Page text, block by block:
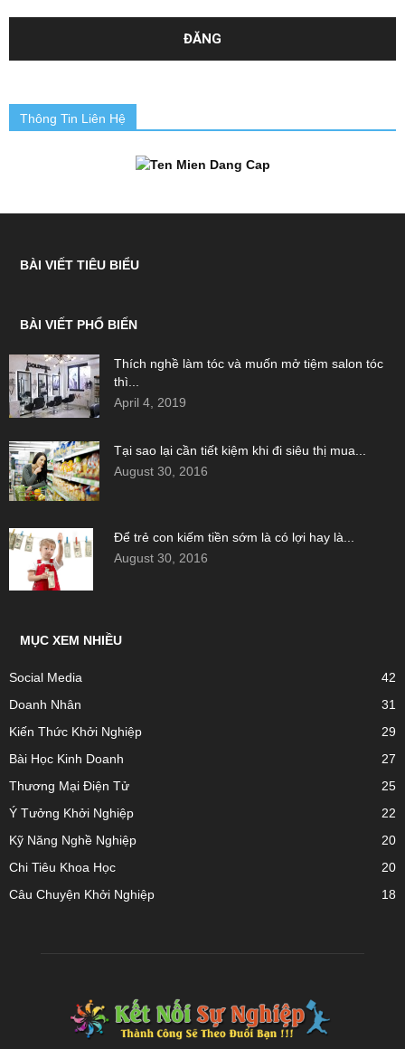
Thông Tin Liên Hệ
BÀI VIẾT TIÊU BIỂU
BÀI VIẾT PHỔ BIẾN
Thích nghề làm tóc và muốn mở tiệm salon tóc
thì...
April 4, 2019
Tại sao lại cần tiết kiệm khi đi siêu thị mua...
August 30, 2016
Để trẻ con kiếm tiền sớm là có lợi hay là...
August 30, 2016
MỤC XEM NHIỀU
Social Media
42
Doanh Nhân
31
Kiến Thức Khởi Nghiệp
29
Bài Học Kinh Doanh
27
Thương Mại Điện Tử
25
Ý Tưởng Khởi Nghiệp
22
Kỹ Năng Nghề Nghiệp
20
Chi Tiêu Khoa Học
20
Câu Chuyện Khởi Nghiệp
18